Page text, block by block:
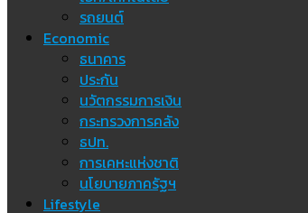
รถยนต์
Economic
ธนาคาร
ประกัน
นวัตกรรมการเงิน
กระทรวงการคลัง
ธปท.
การเคหะแห่งชาติ
นโยบายภาครัฐฯ
Lifestyle